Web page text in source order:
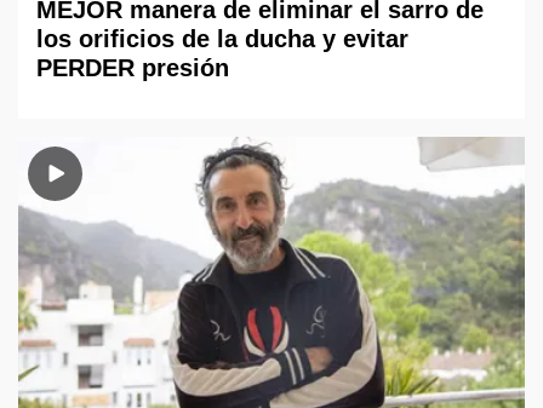
MEJOR manera de eliminar el sarro de
los orificios de la ducha y evitar
PERDER presión